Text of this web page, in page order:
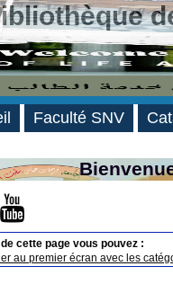
cette page vous pouvez :
au premier écran avec les
Faculté SNV